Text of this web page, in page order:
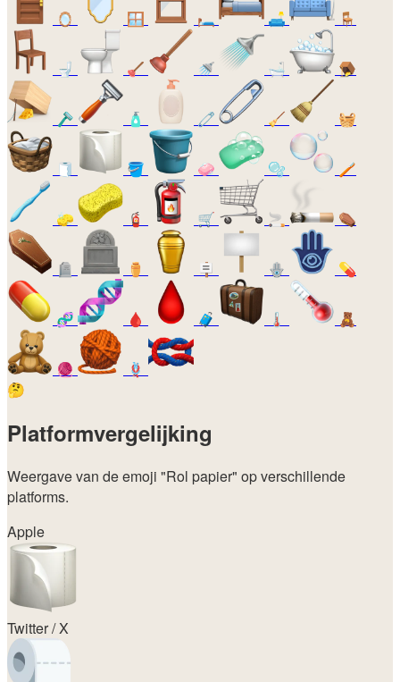
🪞 🪟 🛏️ 🛋️ 🪑
🚽 🪠 🚿 🛁 🪤
🪒 🧴 🧷 🧹 🧺
🧻 🪣 🧼 🫧 🪥
🧽 🧯 🛒 🚬 ⚰️
🪦 ⚱️ 🪧 🪬 💊
🧬 🩸 🧳 🌡️ 🧸
🧶
🪢
🤔
Platformvergelijking
Weergave van de emoji "Rol papier" op verschillende
platforms.
Apple
Twitter / X